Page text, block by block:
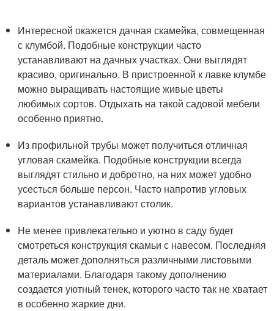
Интересной окажется дачная скамейка, совмещенная
с клумбой. Подобные конструкции часто
устанавливают на дачных участках. Они выглядят
красиво, оригинально. В пристроенной к лавке клумбе
можно выращивать настоящие живые цветы
любимых сортов. Отдыхать на такой садовой мебели
особенно приятно.
Из профильной трубы может получиться отличная
угловая скамейка. Подобные конструкции всегда
выглядят стильно и добротно, на них может удобно
усесться больше персон. Часто напротив угловых
вариантов устанавливают столик.
Не менее привлекательно и уютно в саду будет
смотреться конструкция скамьи с навесом. Последняя
деталь может дополняться различными листовыми
материалами. Благодаря такому дополнению
создается уютный тенек, которого часто так не хватает
в особенно жаркие дни.